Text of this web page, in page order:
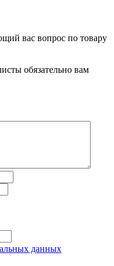
вас вопрос по товару
обязательно вам
данных